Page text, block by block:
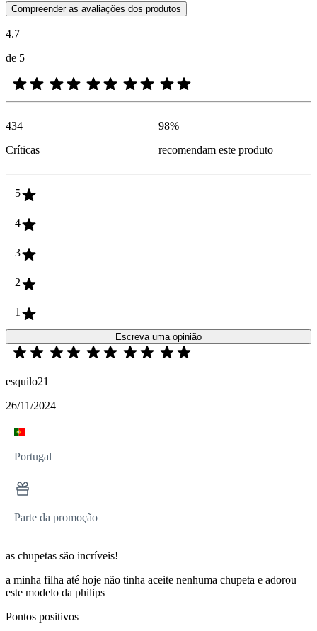
As opiniões dos clientes na forma de classificação do produto com
Compreender as avaliações dos produtos
4.7
de 5
434
Críticas
98%
recomendam este produto
5
4
3
2
1
Escreva uma opinião
esquilo21
26/11/2024
Portugal
Parte da promoção
as chupetas são incríveis!
a minha filha até hoje não tinha aceite nenhuma chupeta e adorou
este modelo da philips
Pontos positivos